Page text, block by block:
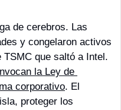
de cerebros. Las
y congelaron activos
que saltó a Intel.
la Ley de
corporativo. El
proteger los